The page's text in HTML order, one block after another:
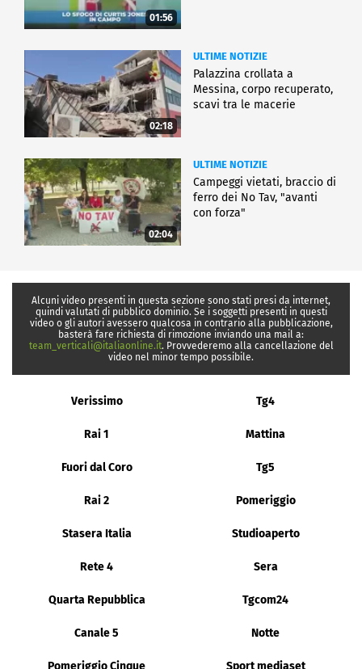
01:56
02:18
ULTIME NOTIZIE
Palazzina crollata a
Messina, corpo recuperato,
scavi tra le macerie
02:04
ULTIME NOTIZIE
Campeggi vietati, braccio di
ferro dei No Tav, "avanti
con forza"
Alcuni video presenti in questa sezione sono stati presi da internet,
quindi valutati di pubblico dominio. Se i soggetti presenti in questi
video o gli autori avessero qualcosa in contrario alla pubblicazione,
basterà fare richiesta di rimozione inviando una mail a:
team_verticali@italiaonline.it. Provvederemo alla cancellazione del
video nel minor tempo possibile.
Verissimo Tg4
Rai 1 Mattina
Fuori dal Coro Tg5
Rai 2 Pomeriggio
Stasera Italia Studioaperto
Rete 4 Sera
Quarta Repubblica Tgcom24
Canale 5 Notte
Pomeriggio Cinque Sport mediaset